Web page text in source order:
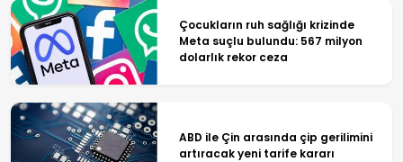
Çocukların ruh sağlığı krizinde
Meta suçlu bulundu: 567 milyon
dolarlık rekor ceza
ABD ile Çin arasında çip gerilimini
artıracak yeni tarife kararı